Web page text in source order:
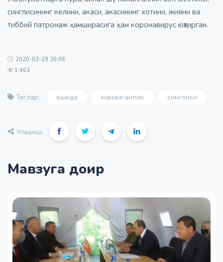
синглисининг келини, акаси, акасининг хотини, жияни ва
тиббий патронаж ҳамширасига ҳам коронавирус юқтирган.
2020-03-29 20:06
1 463
Теглар: ёшида наманганлик синглиси
Улашиш:
Мавзуга доир